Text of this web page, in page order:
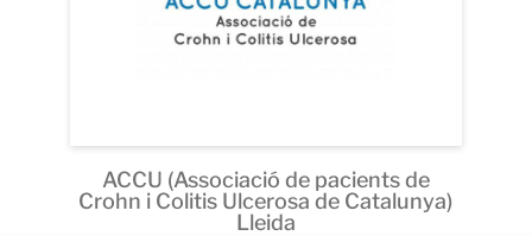
ACCU (Associació de pacients de
Crohn i Colitis Ulcerosa de Catalunya)
Lleida